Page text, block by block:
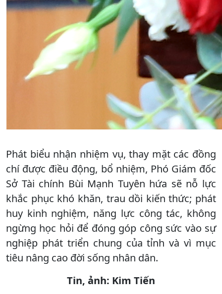
Phát biểu nhận nhiệm vụ, thay mặt các đồng
chí được điều động, bổ nhiệm, Phó Giám đốc
Sở Tài chính Bùi Mạnh Tuyên hứa sẽ nỗ lực
khắc phục khó khăn, trau dồi kiến thức; phát
huy kinh nghiệm, năng lực công tác, không
ngừng học hỏi để đóng góp công sức vào sự
nghiệp phát triển chung của tỉnh và vì mục
tiêu nâng cao đời sống nhân dân.
Tin, ảnh: Kim Tiến